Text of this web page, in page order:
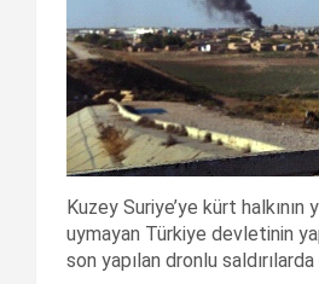
Kuzey Suriye’ye kürt
uymayan Türkiye devletinin
son yapılan dronlu